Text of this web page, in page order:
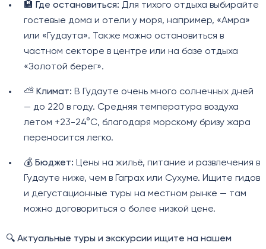
🏨 Где остановиться: Для тихого отдыха выбирайте
гостевые дома и отели у моря, например, «Амра»
или «Гудаута». Также можно остановиться в
частном секторе в центре или на базе отдыха
«Золотой берег».
⛅ Климат: В Гудауте очень много солнечных дней
— до 220 в году. Средняя температура воздуха
летом +23-24°C, благодаря морскому бризу жара
переносится легко.
💰 Бюджет: Цены на жильё, питание и развлечения в
Гудауте ниже, чем в Гаграх или Сухуме. Ищите гидов
и дегустационные туры на местном рынке — там
можно договориться о более низкой цене.
🔍 Актуальные туры и экскурсии ищите на нашем